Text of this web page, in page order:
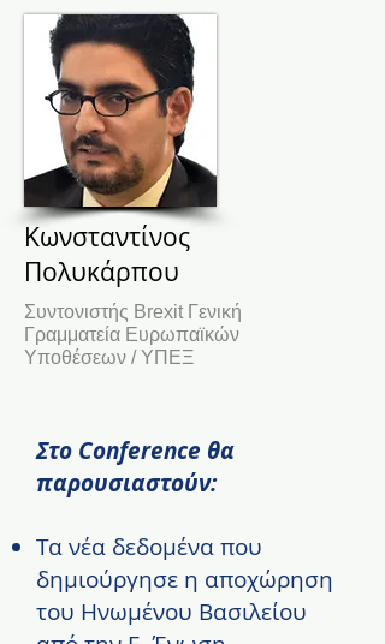
Κωνσταντίνος
Πολυκάρπου
Συντονιστής Brexit Γενική
Γραμματεία Ευρωπαϊκών
Υποθέσεων / ΥΠΕΞ
Στο Conference θα
παρουσιαστούν:
Τα νέα δεδομένα που
δημιούργησε η αποχώρηση
του Ηνωμένου Βασιλείου